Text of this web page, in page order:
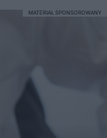
MATERIAŁ SPONSOROWANY